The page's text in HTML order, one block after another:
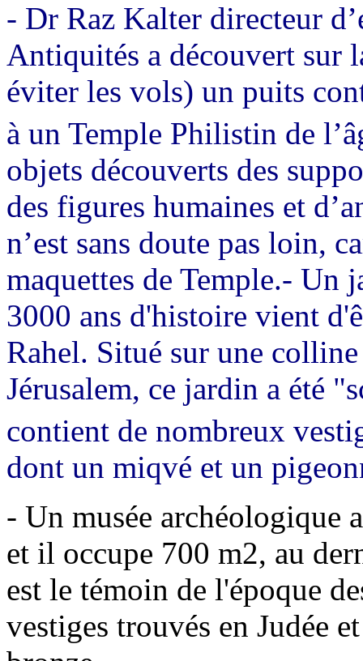
- Dr Raz Kalter directeur
Antiquités a découvert sur
éviter les vols) un puits
à un Temple Philistin de
objets découverts des
des figures humaines et
n’est sans doute pas loin,
maquettes de Temple.- Un
3000 ans d'histoire vient
Rahel. Situé sur une
Jérusalem, ce jardin a été
contient de nombreux
dont un miqvé et un
- Un musée archéologique
et il occupe 700 m2, au
est le témoin de l'époque
vestiges trouvés en Judée